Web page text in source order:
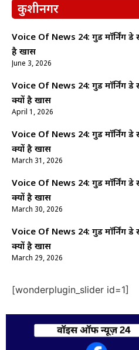
कुशीनगर
Voice Of News 24: गुड माॅर्निंग
है खास
June 3, 2026
Voice Of News 24: गुड माॅर्निंग
क्यों है खास
April 1, 2026
Voice Of News 24: गुड माॅर्निंग डे
क्यों है खास
March 31, 2026
Voice Of News 24: गुड माॅर्निंग डे
क्यों है खास
March 30, 2026
Voice Of News 24: गुड माॅर्निंग डे
क्यों है खास
March 29, 2026
[wonderplugin_slider id=1]